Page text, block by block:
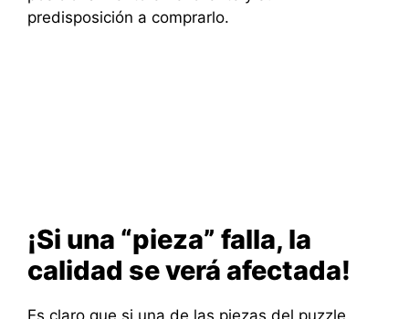
predisposición a comprarlo.
¡Si una “pieza” falla, la
calidad se verá afectada!
Es claro que si una de las piezas del puzzle